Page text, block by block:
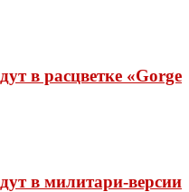
в расцветке «Gorge
в милитари-версии